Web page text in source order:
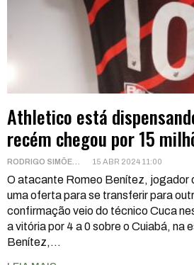
Athletico está
recém chegou por 15
15 ABR 2024 11:00
O atacante Romeo Benítez, jogador
uma oferta para se transferir para
confirmação veio do técnico Cuca
a vitória por 4 a 0 sobre o Cuiabá, na
Benítez, …